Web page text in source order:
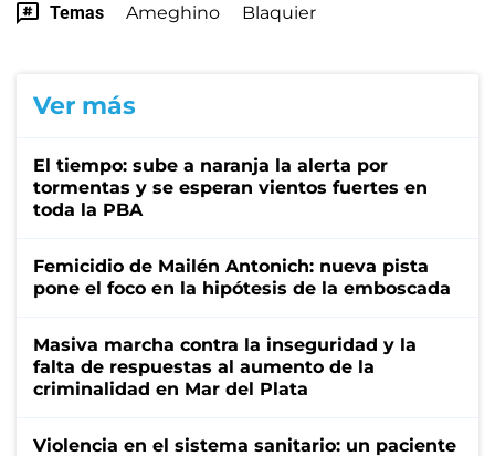
Temas Ameghino Blaquier
Ver más
El tiempo: sube a naranja la alerta por
tormentas y se esperan vientos fuertes en
toda la PBA
Femicidio de Mailén Antonich: nueva pista
pone el foco en la hipótesis de la emboscada
Masiva marcha contra la inseguridad y la
falta de respuestas al aumento de la
criminalidad en Mar del Plata
Violencia en el sistema sanitario: un paciente